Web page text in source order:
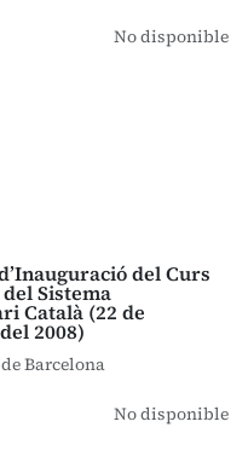
No disponible
del Curs
del Sistema
Català (22 de
2008)
Barcelona
No disponible